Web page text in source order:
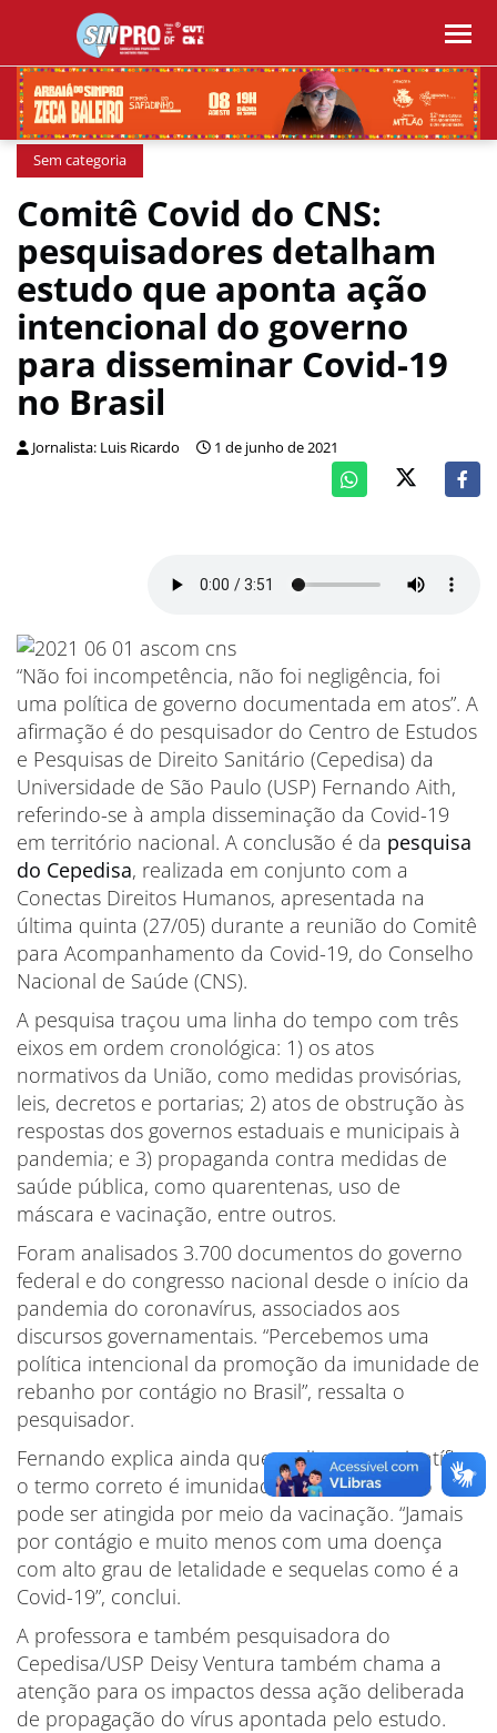
Sem categoria
Comitê Covid do CNS:
pesquisadores detalham
estudo que aponta ação
intencional do governo
para disseminar Covid-19
no Brasil
Jornalista: Luis Ricardo 1 de junho de 2021
“Não foi incompetência, não foi negligência, foi
uma política de governo documentada em atos”. A
afirmação é do pesquisador do Centro de Estudos
e Pesquisas de Direito Sanitário (Cepedisa) da
Universidade de São Paulo (USP) Fernando Aith,
referindo-se à ampla disseminação da Covid-19
em território nacional. A conclusão é da pesquisa
do Cepedisa, realizada em conjunto com a
Conectas Direitos Humanos, apresentada na
última quinta (27/05) durante a reunião do Comitê
para Acompanhamento da Covid-19, do Conselho
Nacional de Saúde (CNS).
A pesquisa traçou uma linha do tempo com três
eixos em ordem cronológica: 1) os atos
normativos da União, como medidas provisórias,
leis, decretos e portarias; 2) atos de obstrução às
respostas dos governos estaduais e municipais à
pandemia; e 3) propaganda contra medidas de
saúde pública, como quarentenas, uso de
máscara e vacinação, entre outros.
Foram analisados 3.700 documentos do governo
federal e do congresso nacional desde o início da
pandemia do coronavírus, associados aos
discursos governamentais. “Percebemos uma
política intencional da promoção da imunidade de
rebanho por contágio no Brasil”, ressalta o
pesquisador.
Fernando explica ainda que na literatura científica
o termo correto é imunidade coletiva e ela só
pode ser atingida por meio da vacinação. “Jamais
por contágio e muito menos com uma doença
com alto grau de letalidade e sequelas como é a
Covid-19”, conclui.
A professora e também pesquisadora do
Cepedisa/USP Deisy Ventura também chama a
atenção para os impactos dessa ação deliberada
de propagação do vírus apontada pelo estudo.